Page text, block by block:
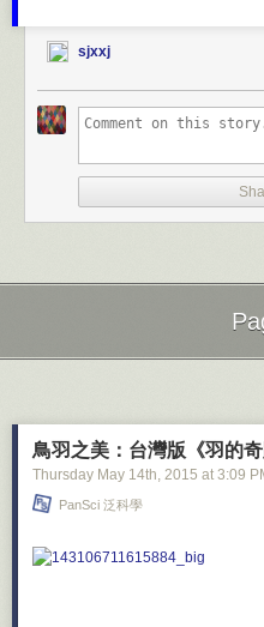
另一方面，要是你想让个人收入增
在做出决定时会有更多犹豫和不确
为。你该在公司内朝着职位高升努
工作全职创业？是在保留当前工作
工作？直到并且除非能给每条道路
择中的任何一项，你都永远不会感
模糊思考会导致行动上的犹豫不决
战的目标，对自己也没什么太高要
好消息是，对于许多目标，已有实
拉松，就有为期6个月的现成培训项
养出所需耐力水平，最终在比赛日
头设计那些计划相比，现成计划并
已证明成功的计划，肯定能帮你节省
我曾试过制定计划，但那些计划从
不是对科技过于依赖？在看了一段
随机采访夫妇和情侣，问他们是否
一个人准确说出对方的号码。几年
果当初我没有刻意去做这个决定，
放弃一些古老的做法和方式并没有
西加在一起，你会突然觉得有些可
觑这款产品。谷歌眼镜代表了未来
多人都会把一台电脑戴在自己的脸上
现在，苹果手表以及其他智能手表
问世。最初，可能不会有很多人需
一约翰·赫尔曼这样写道：“苹果手
扰，因为查看手表要比查看口袋里
sjxxj
鳥羽之美：台灣版《羽的奇
Thursday May 14th, 2015 at 3:09
PanSci 泛科學